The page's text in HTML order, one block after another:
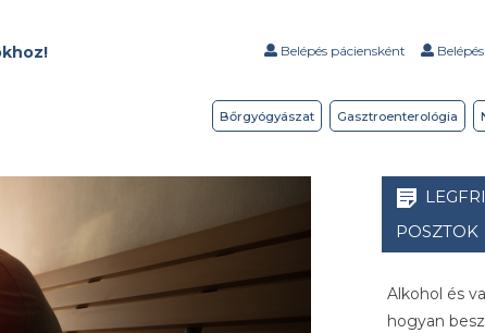
Belépés páciensként
Gasztroenterológia
Bőrgyógyászat
POSZTOK
Alkohol és
hogyan